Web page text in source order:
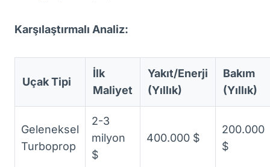
Karşılaştırmalı Analiz:
Uçak Tipi
İlk
Maliyet
Yakıt/Enerji
(Yıllık)
Bakım
(Yıllık)
Geleneksel
Turboprop
2-3
milyon
$
400.000 $
200.000
$